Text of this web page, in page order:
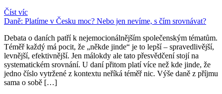
Číst víc
Daně: Platíme v Česku moc? Nebo jen nevíme, s čím srovnávat?
Debata o daních patří k nejemocionálnějším společenským tématům.
Téměř každý má pocit, že „někde jinde“ je to lepší – spravedlivější,
levnější, efektivnější. Jen málokdy ale tato přesvědčení stojí na
systematickém srovnání. U daní přitom platí více než kde jinde, že
jedno číslo vytržené z kontextu neříká téměř nic. Výše daně z příjmu
sama o sobě […]